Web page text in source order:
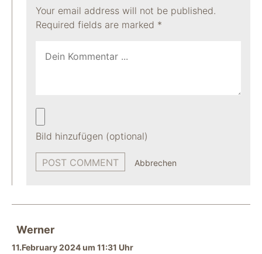
Your email address will not be published.
Required fields are marked *
Bild hinzufügen (optional)
Abbrechen
Werner
11.February 2024 um 11:31 Uhr